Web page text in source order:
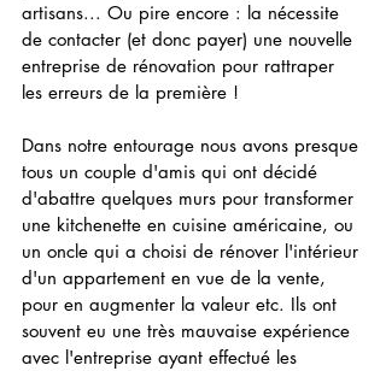
artisans... Ou pire encore : la nécessite
de contacter (et donc payer) une nouvelle
entreprise de rénovation pour rattraper
les erreurs de la première !
Dans notre entourage nous avons presque
tous un couple d'amis qui ont décidé
d'abattre quelques murs pour transformer
une kitchenette en cuisine américaine, ou
un oncle qui a choisi de rénover l'intérieur
d'un appartement en vue de la vente,
pour en augmenter la valeur etc. Ils ont
souvent eu une très mauvaise expérience
avec l'entreprise ayant effectué les